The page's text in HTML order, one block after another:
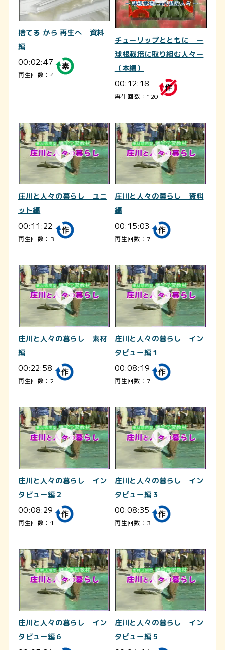
捨てる から 再生へ 資料
編
00:02:47
再生回数：4
チューリップとともに ー
球根栽培に取り組む人々ー
（本編）
00:12:18
再生回数：120
庄川と人々の暮らし ユニ
ット編
00:11:22
再生回数：3
庄川と人々の暮らし 資料
編
00:15:03
再生回数：7
庄川と人々の暮らし 素材
編
00:22:58
再生回数：2
庄川と人々の暮らし イン
タビュー編１
00:08:19
再生回数：7
庄川と人々の暮らし イン
タビュー編２
00:08:29
再生回数：1
庄川と人々の暮らし イン
タビュー編３
00:08:35
再生回数：3
庄川と人々の暮らし イン
タビュー編６
庄川と人々の暮らし イン
タビュー編５